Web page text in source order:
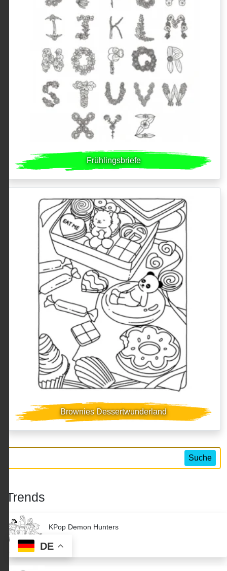
Frühlingsbriefe
Brownies Dessertwunderland
Suche
Trends
KPop Demon Hunters
DE